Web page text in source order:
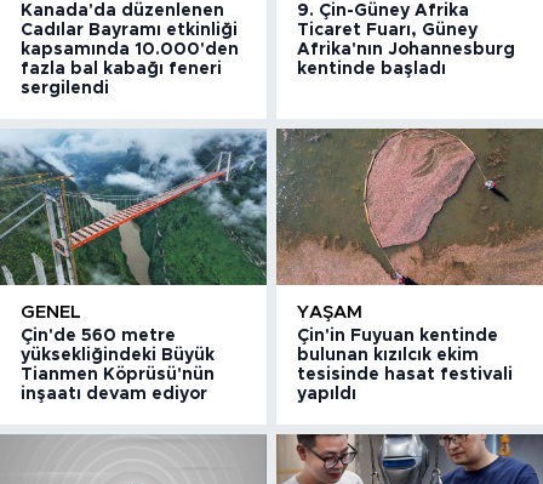
Kanada'da düzenlenen
Cadılar Bayramı etkinliği
kapsamında 10.000'den
fazla bal kabağı feneri
sergilendi
9. Çin-Güney Afrika
Ticaret Fuarı, Güney
Afrika'nın Johannesburg
kentinde başladı
GENEL
Çin'de 560 metre
yüksekliğindeki Büyük
Tianmen Köprüsü'nün
inşaatı devam ediyor
YAŞAM
Çin'in Fuyuan kentinde
bulunan kızılcık ekim
tesisinde hasat festivali
yapıldı